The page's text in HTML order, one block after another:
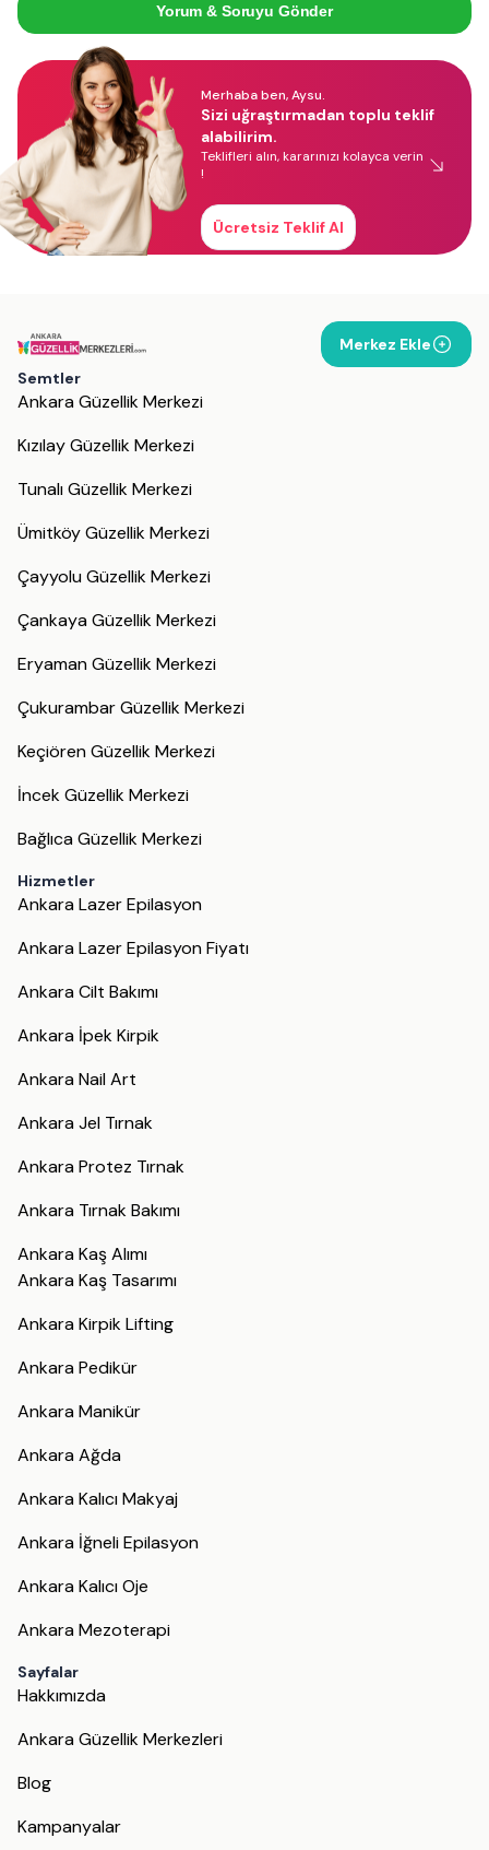
Yorum & Soruyu Gönder
Merhaba ben, Aysu.
Sizi uğraştırmadan toplu teklif
alabilirim.
Teklifleri alın, kararınızı kolayca verin
!
Ücretsiz Teklif Al
Merkez Ekle
Semtler
Ankara Güzellik Merkezi
Kızılay Güzellik Merkezi
Tunalı Güzellik Merkezi
Ümitköy Güzellik Merkezi
Çayyolu Güzellik Merkezi
Çankaya Güzellik Merkezi
Eryaman Güzellik Merkezi
Çukurambar Güzellik Merkezi
Keçiören Güzellik Merkezi
İncek Güzellik Merkezi
Bağlıca Güzellik Merkezi
Hizmetler
Ankara Lazer Epilasyon
Ankara Lazer Epilasyon Fiyatı
Ankara Cilt Bakımı
Ankara İpek Kirpik
Ankara Nail Art
Ankara Jel Tırnak
Ankara Protez Tırnak
Ankara Tırnak Bakımı
Ankara Kaş Alımı
Ankara Kaş Tasarımı
Ankara Kirpik Lifting
Ankara Pedikür
Ankara Manikür
Ankara Ağda
Ankara Kalıcı Makyaj
Ankara İğneli Epilasyon
Ankara Kalıcı Oje
Ankara Mezoterapi
Sayfalar
Hakkımızda
Ankara Güzellik Merkezleri
Blog
Kampanyalar